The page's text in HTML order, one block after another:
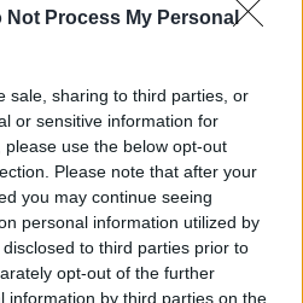
Not Process My Personal
sale, sharing to third parties, or
or sensitive information for
use the below opt-out
Please note that after your
you may continue seeing
personal information utilized by
to third parties prior to
opt-out of the further
information by third parties on the
Όμιλος ΔΕΗ: Νέα συμφωνία για
χαρτοφυλάκιο έργων ΑΠΕ άνω
των 2 GW σε Πολωνία και
Ουγγαρία
συμμετοχής στο Sofia South Ring